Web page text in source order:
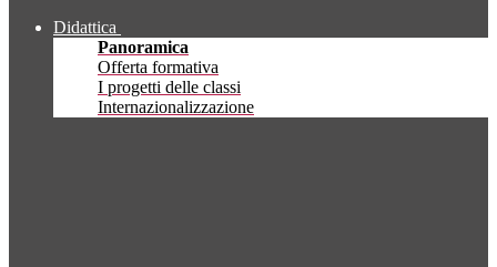
Didattica
Panoramica
Offerta formativa
I progetti delle classi
Internazionalizzazione